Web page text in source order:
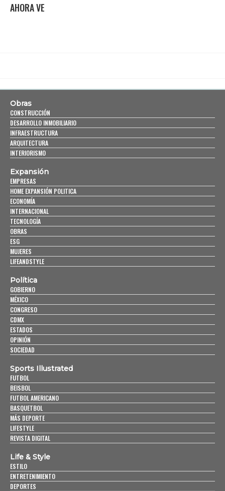
AHORA VE
Obras
CONSTRUCCIÓN
DESARROLLO INMOBILIARIO
INFRAESTRUCTURA
ARQUITECTURA
INTERIORISMO
Expansión
EMPRESAS
HOME EXPANSIÓN POLITICA
ECONOMÍA
INTERNACIONAL
TECNOLOGÍA
OBRAS
ESG
MUJERES
LIFEANDSTYLE
Política
GOBIERNO
MÉXICO
CONGRESO
CDMX
ESTADOS
OPINIÓN
SOCIEDAD
Sports Illustrated
FUTBOL
BEISBOL
FUTBOL AMERICANO
BASQUETBOL
MÁS DEPORTE
LIFESTYLE
REVISTA DIGITAL
Life & Style
ESTILO
ENTRETENIMIENTO
DEPORTES